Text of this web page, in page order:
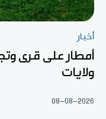
أخبار
أمطار على قرى
ولايات
08-08-2026